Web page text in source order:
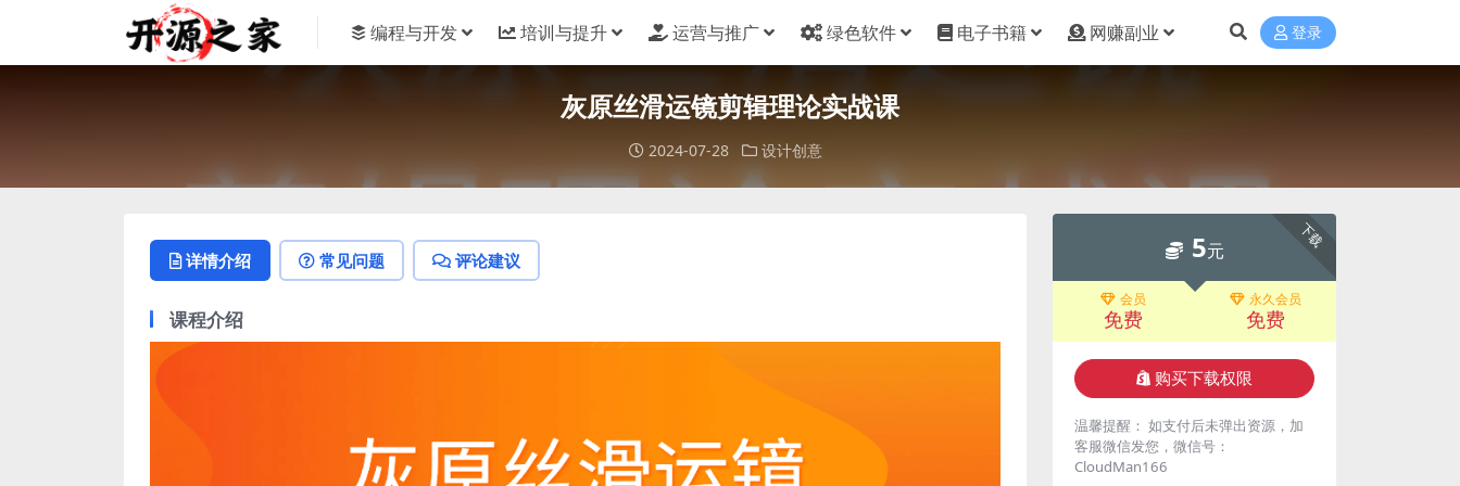
编程与开发 培训与提升 运营与推广 绿色软件 电子书籍 网赚副业 登录
灰原丝滑运镜剪辑理论实战课
2024-07-28 设计创意
详情介绍 常见问题 评论建议
课程介绍
下载
5元
会员
免费
永久会员
免费
购买下载权限
温馨提醒： 如支付后未弹出资源，加
客服微信发您，微信号：
CloudMan166